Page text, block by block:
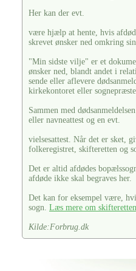
Her kan der evt.
være hjælp at hente, hvis
skrevet ønsker ned omkring sin
"Min sidste vilje" er et
ønsker ned, blandt andet i
sende eller aflevere
kirkekontoret eller
Sammen med
eller navneattest og en evt.
vielsesattest. Når det er sket,
folkeregistret, skifteretten og
Det er altid afdødes
afdøde ikke skal begraves her.
Det kan for eksempel være,
sogn. Læs mere om
Kilde:Forbrug.dk